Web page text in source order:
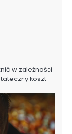
w zależności
koszt